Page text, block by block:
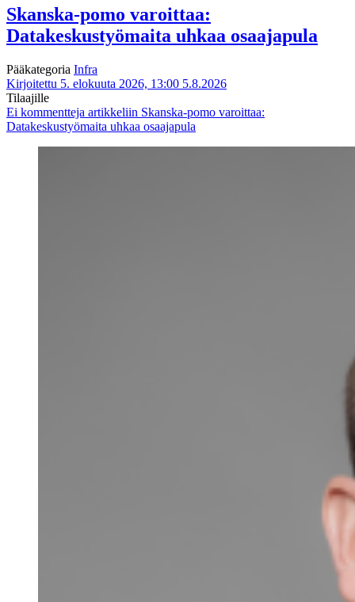
Skanska-pomo varoittaa:
Datakeskustyömaita uhkaa osaajapula
Pääkategoria Infra
Kirjoitettu 5. elokuuta 2026, 13:00 5.8.2026
Tilaajille
Ei kommentteja artikkeliin Skanska-pomo varoittaa:
Datakeskustyömaita uhkaa osaajapula